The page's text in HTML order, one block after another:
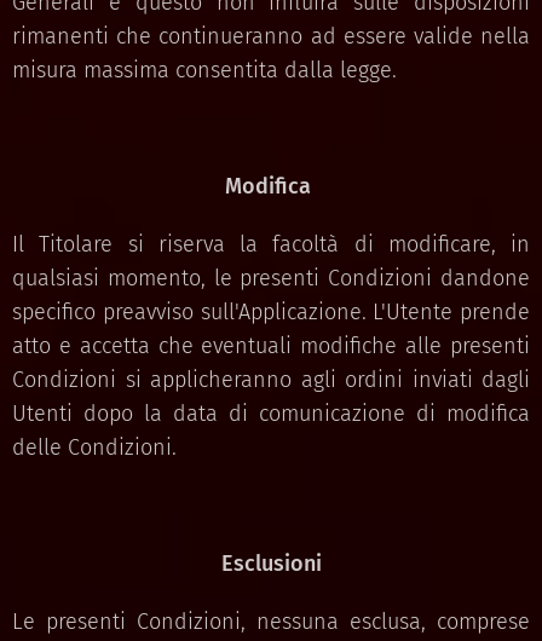
rimanenti che continueranno ad essere valide nella
misura massima consentita dalla legge.
Modifica
Il Titolare si riserva la facoltà di modificare, in
qualsiasi momento, le presenti Condizioni dandone
specifico preavviso sull'Applicazione. L'Utente prende
atto e accetta che eventuali modifiche alle presenti
Condizioni si applicheranno agli ordini inviati dagli
Utenti dopo la data di comunicazione di modifica
delle Condizioni.
Esclusioni
Le presenti Condizioni, nessuna esclusa, comprese